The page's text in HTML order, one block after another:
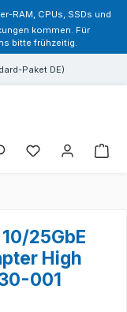
RAM, CPUs, SSDs und
kommen. Für
bitte frühzeitig.
Paket DE)
Sie haben 0
25GbE
High
001